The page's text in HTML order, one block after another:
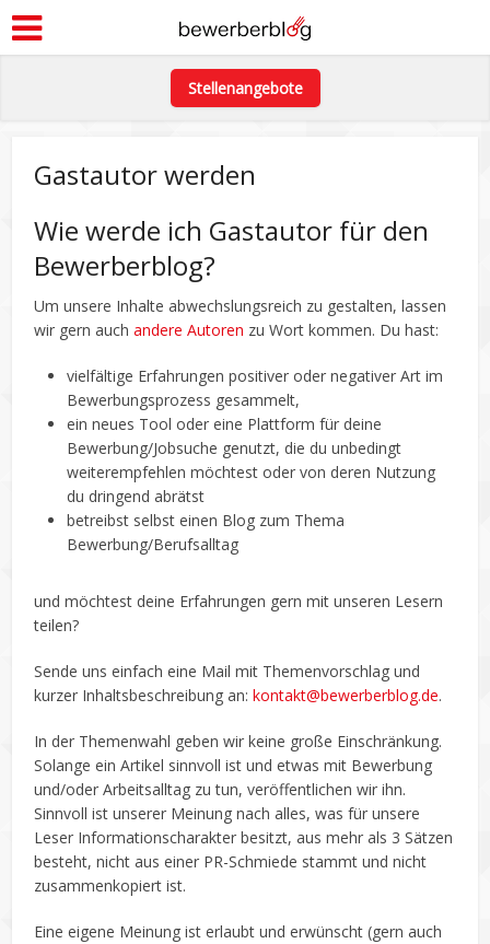
Stellenangebote
Gastautor werden
Wie werde ich Gastautor für den
Bewerberblog?
Um unsere Inhalte abwechslungsreich zu gestalten, lassen
wir gern auchandere Autoren zu Wort kommen. Du hast:
vielfältige Erfahrungen positiver oder negativer Art im
Bewerbungsprozess gesammelt,
ein neues Tool oder eine Plattform für deine
Bewerbung/Jobsuche genutzt, die du unbedingt
weiterempfehlen möchtest oder von deren Nutzung
du dringend abrätst
betreibst selbst einen Blog zum Thema
Bewerbung/Berufsalltag
und möchtest deine Erfahrungen gern mit unseren Lesern
teilen?
Sende uns einfach eine Mail mit Themenvorschlag und
kurzer Inhaltsbeschreibung an:kontakt@bewerberblog.de.
In der Themenwahl geben wir keine große Einschränkung.
Solange ein Artikel sinnvoll ist und etwas mit Bewerbung
und/oder Arbeitsalltag zu tun, veröffentlichen wir ihn.
Sinnvoll ist unserer Meinung nach alles, was für unsere
Leser Informationscharakter besitzt, aus mehr als 3 Sätzen
besteht, nicht aus einer PR-Schmiede stammt und nicht
zusammenkopiert ist.
Eine eigene Meinung ist erlaubt und erwünscht (gern auch